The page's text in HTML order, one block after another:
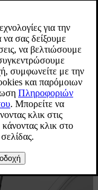
Τα μάκτρα των
όταν
από